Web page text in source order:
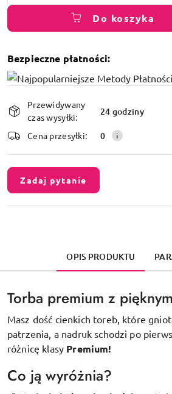
Do koszyka
Bezpieczne płatności:
i
dostawa
Przewidywany
czas wysyłki:
24 godziny
Cena przesyłki: 0
Zadaj pytanie
OPIS PRODUKTU
Torba premium z
Masz dość cienkich toreb, które
patrzenia, a nadruk schodzi po
różnicę klasy Premium!
Co ją wyróżnia?